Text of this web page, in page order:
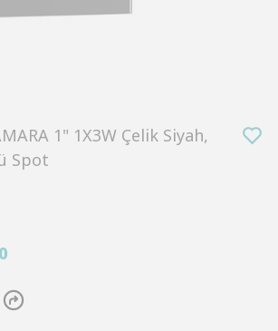
1" 1X3W Çelik Siyah,
Spot